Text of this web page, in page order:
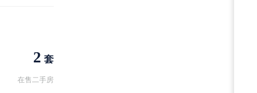
2 套
在售二手房